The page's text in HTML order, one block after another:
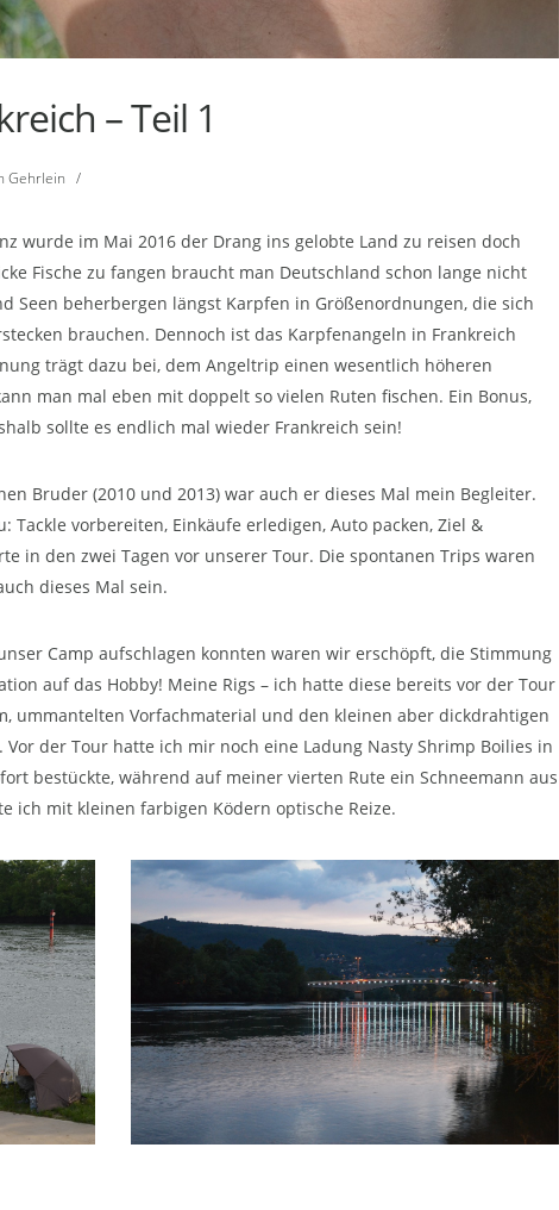
– Teil 1
Gehrlein /
wurde im Mai 2016 der Drang ins gelobte Land zu reisen doch
Fische zu fangen braucht man Deutschland schon lange nicht
Seen beherbergen längst Karpfen in Größenordnungen, die sich
brauchen. Dennoch ist das Karpfenangeln in Frankreich
trägt dazu bei, dem Angeltrip einen wesentlich höheren
man mal eben mit doppelt so vielen Ruten fischen. Ein Bonus,
sollte es endlich mal wieder Frankreich sein!
Bruder (2010 und 2013) war auch er dieses Mal mein Begleiter.
Tackle vorbereiten, Einkäufe erledigen, Auto packen, Ziel &
in den zwei Tagen vor unserer Tour. Die spontanen Trips waren
dieses Mal sein.
Camp aufschlagen konnten waren wir erschöpft, die Stimmung
auf das Hobby! Meine Rigs – ich hatte diese bereits vor der Tour
ummantelten Vorfachmaterial und den kleinen aber dickdrahtigen
der Tour hatte ich mir noch eine Ladung Nasty Shrimp Boilies in
bestückte, während auf meiner vierten Rute ein Schneemann aus
ich mit kleinen farbigen Ködern optische Reize.